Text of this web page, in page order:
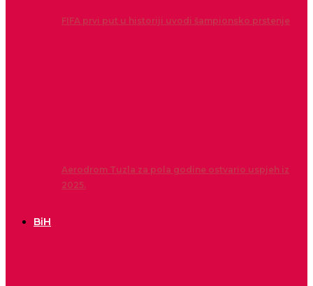
FIFA prvi put u historiji uvodi šampionsko prstenje
Aerodrom Tuzla za pola godine ostvario uspjeh iz
2025.
BiH